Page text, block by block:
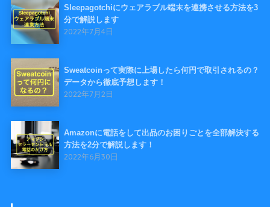
Sleepagotchiにウェアラブル端末を連携させる方法を3
分で解説します
2022年7月4日
Sweatcoinって実際に上場したら何円で取引されるの？
データから徹底予想します！
2022年7月2日
Amazonに電話をして出品のお困りごとを全部解決する
方法を2分で解説します！
2022年6月30日